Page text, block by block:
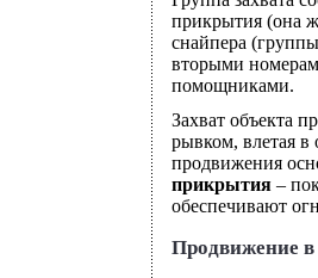
прикрытия (она
снайпера
вторыми
помощниками.
Захват объекта
рывком, влетая в
продвижения
прикрытия –
обеспечивают
Продвижение в